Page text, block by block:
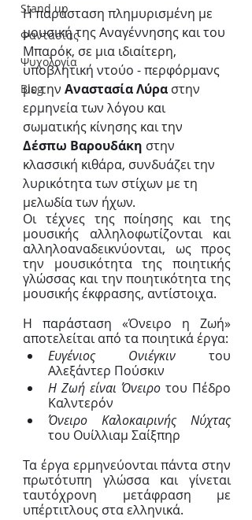
Stand up
Φαντασίας
Ψυχολογία
Blog
Η παράσταση πλημυρισμένη με
μουσική της Αναγέννησης και του
Μπαρόκ, σε μια ιδιαίτερη,
υποβλητική ντούο - περφόρμανς
με την Αναστασία Λύρα στην
ερμηνεία των λόγου και
σωματικής κίνησης και την
Δέσπω Βαρουδάκη στην
κλασσική κιθάρα, συνδυάζει την
λυρικότητα των στίχων με τη
μελωδία των ήχων.
Οι τέχνες της ποίησης και της
μουσικής αλληλοφωτίζονται και
αλληλοαναδεικνύονται, ως προς
την μουσικότητα της ποιητικής
γλώσσας και την ποιητικότητα της
μουσικής έκφρασης, αντίστοιχα.
Η παράσταση «Όνειρο η Ζωή»
αποτελείται από τα ποιητικά έργα:
Ευγένιος Ονιέγκιν του
Αλεξάντερ Πούσκιν
Η Ζωή είναι Όνειρο του Πέδρο
Καλντερόν
Όνειρο Καλοκαιρινής Νύχτας
του Ουίλλιαμ Σαίξπηρ
Τα έργα ερμηνεύονται πάντα στην
πρωτότυπη γλώσσα και γίνεται
ταυτόχρονη μετάφραση με
υπέρτιτλους στα ελληνικά.